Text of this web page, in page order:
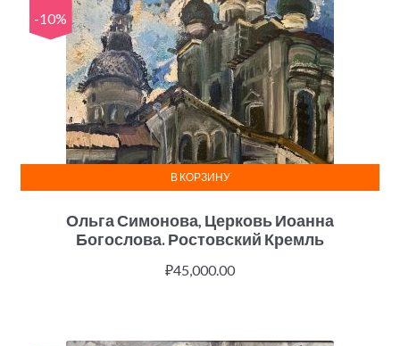
-10%
Ольга Симонова, Церковь Иоанна
Богослова. Ростовский Кремль
₽45,000.00
В КОРЗИНУ